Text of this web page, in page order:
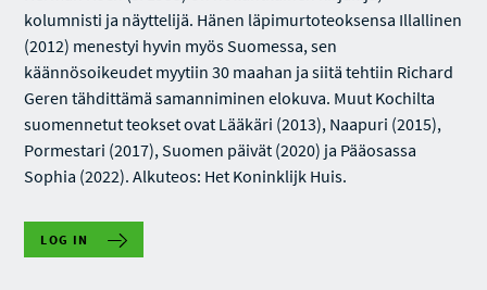
kolumnisti ja näyttelijä. Hänen läpimurtoteoksensa Illallinen
(2012) menestyi hyvin myös Suomessa, sen
käännösoikeudet myytiin 30 maahan ja siitä tehtiin Richard
Geren tähdittämä samanniminen elokuva. Muut Kochilta
suomennetut teokset ovat Lääkäri (2013), Naapuri (2015),
Pormestari (2017), Suomen päivät (2020) ja Pääosassa
Sophia (2022). Alkuteos: Het Koninklijk Huis.
LOG IN